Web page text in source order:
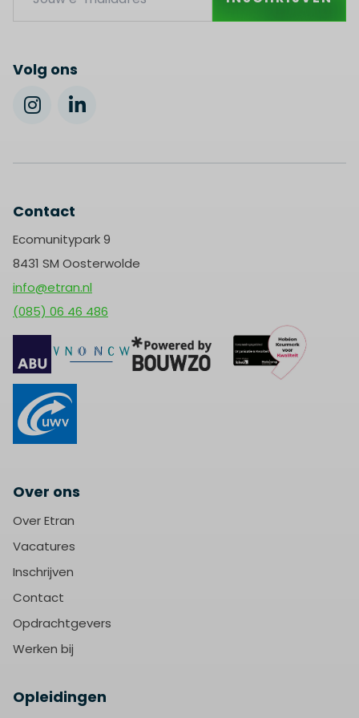
this
field
Volg ons
Contact
Ecomunitypark 9
8431 SM Oosterwolde
info@etran.nl
(085) 06 46 486
Over ons
Over Etran
Vacatures
Inschrijven
Contact
Opdrachtgevers
Werken bij
Opleidingen